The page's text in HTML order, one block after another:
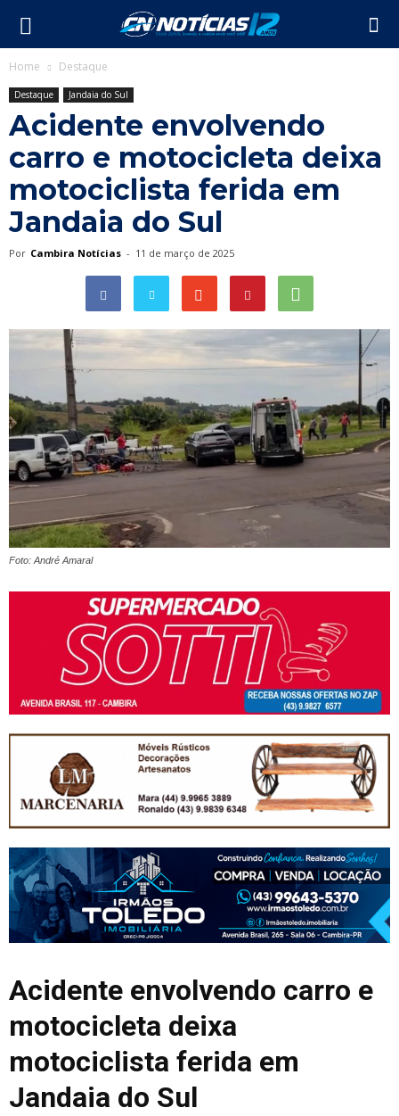
Home Destaque
Destaque Jandaia do Sul
Acidente envolvendo
carro e motocicleta deixa
motociclista ferida em
Jandaia do Sul
Por Cambira Notícias - 11 de março de 2025
Foto: André Amaral
Acidente envolvendo carro e
motocicleta deixa
motociclista ferida em
Jandaia do Sul